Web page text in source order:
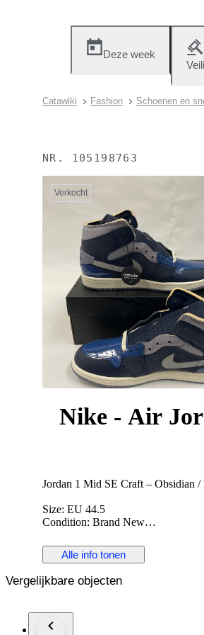
Deze week
Catawiki Fashion Schoenen en
NR. 105198763
Verkocht
Nike - Air
Jordan 1 Mid SE Craft – Obsidian
Size: EU 44.5
Condition: Brand New
The Jordan 1 Mid SE Craft is a
layered materials and exposed
Model: Jordan 1 Mid SE Craft
Alle info tonen
Vergelijkbare objecten